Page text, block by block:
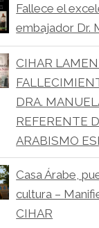
Fallece el
embajador Dr.
CIHAR
DRA.
REFERENTE
ARABISMO
Casa Árabe,
cultura –
CIHAR